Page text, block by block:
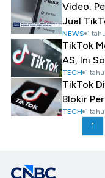
Video:
Jual
NEWS 1
TikTok
AS, Ini
TECH 1
TikTok
Blokir
TECH 1
1